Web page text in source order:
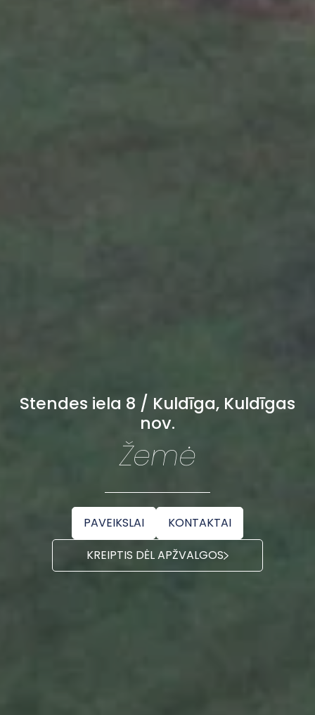
Stendes iela 8 / Kuldīga, Kuldīgas
nov.
Žemė
PAVEIKSLAI
KONTAKTAI
KREIPTIS DĖL APŽVALGOS